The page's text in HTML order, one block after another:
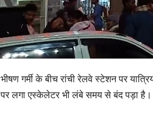
भीषण गर्मी के बीच रांची रेलवे स्टेशन पर
पर लगा एस्केलेटर भी लंबे समय से बंद पड़ा है।